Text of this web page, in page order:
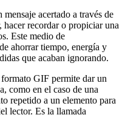
mensaje acertado a través de
recordar o propiciar una
Este medio de
ahorrar tiempo, energía y
que acaban ignorando.
GIF permite dar un
como en el caso de una
repetido a un elemento para
lector. Es la llamada